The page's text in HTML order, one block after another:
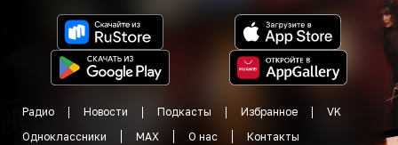
Радио Новости Подкасты Избранное
VK
Одноклассники
MAX О нас
Контакты